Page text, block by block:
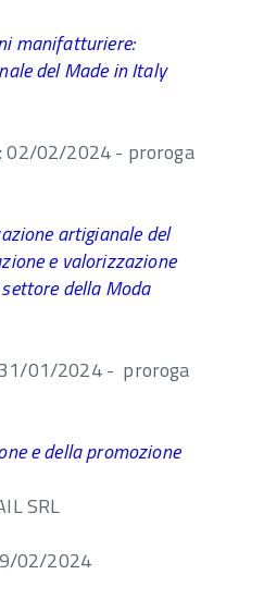
manifatturiere:
del Made in Italy
2024 - proroga
artigianale del
e valorizzazione
della Moda
2024 - proroga
e della promozione
SRL
02/2024